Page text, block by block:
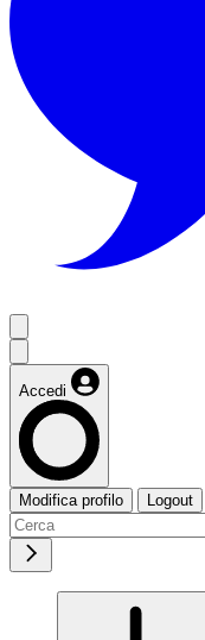
Accedi
Modifica profilo Logout